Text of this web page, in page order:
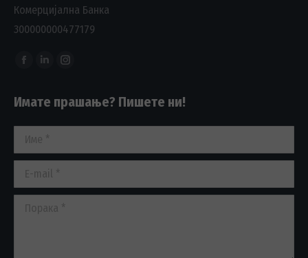
Комерцијална Банка
300000000477179
Find us on:
Facebook
opens
window
Linkedin
opens
window
Instagram
opens
window
Имате прашање? Пишете ни!